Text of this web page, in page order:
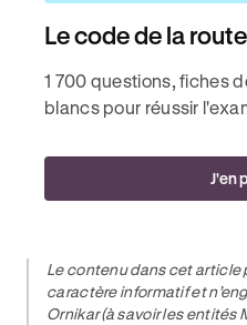
Le code de la
1 700 questions, fiches
blancs pour réussir
J'en
Le contenu dans cet
caractère informatif et
Ornikar (à savoir les entités